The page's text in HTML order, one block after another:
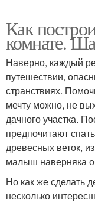
Как
комнате.
Наверно, каждый
путешествии,
странствиях.
мечту можно, не
дачного участка.
предпочитают
древесных веток,
малыш наверняка
Но как же сделать
несколько